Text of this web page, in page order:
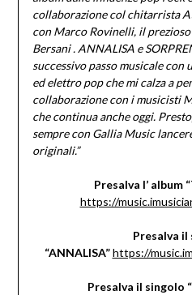
collaborazione col chitarrista
con Marco Rovinelli, il
Bersani . ANNALISA e
successivo passo musicale
ed elettro pop che mi calza a
collaborazione con i musicisti
che continua anche oggi.
sempre con Gallia Music
originali.”
Presalva l’ album
https://
Presalva il
“ANNALISA” https://
Presalva il singolo